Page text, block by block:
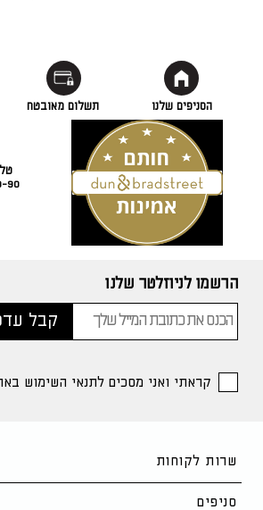
הסניפים שלנו תשלום מאובטח
90
הרשמו לניוזלטר שלנו
קראתי ואני מסכים לתנאי השימוש
שרות לקוחות
צור קשר
סניפים